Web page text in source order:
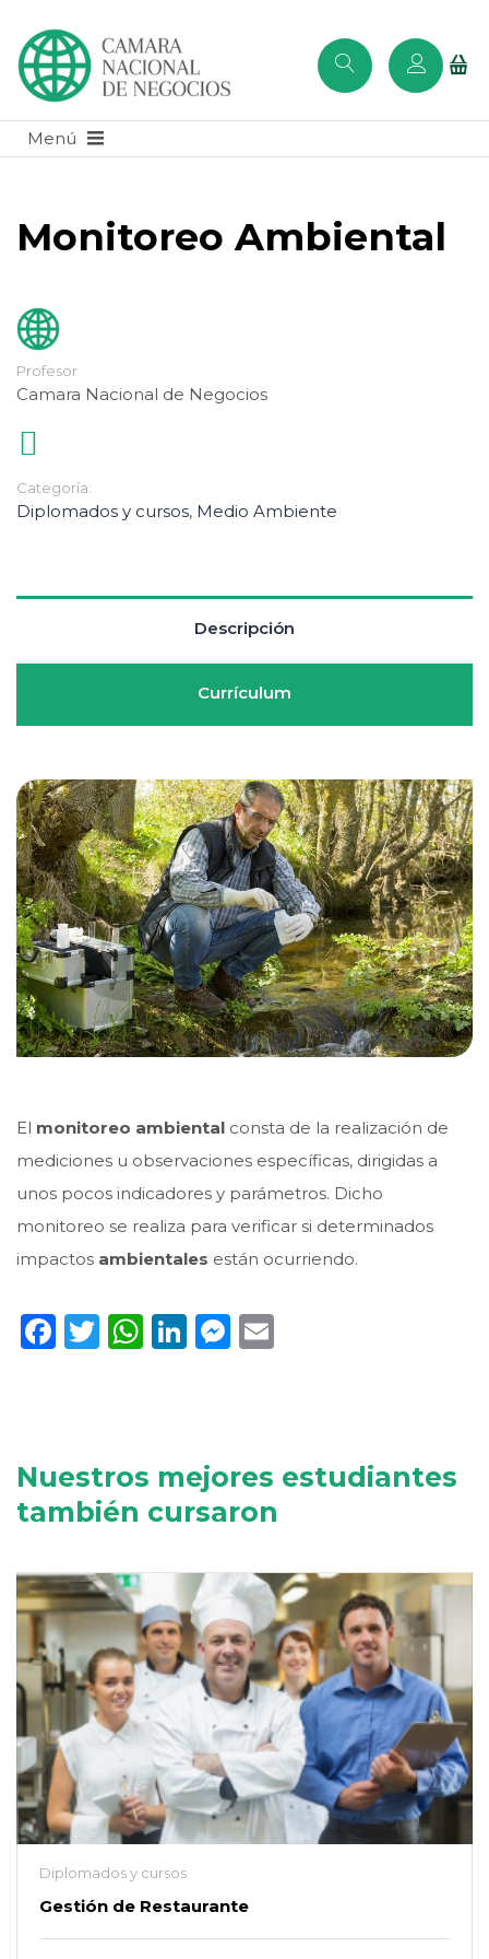
Monitoreo Ambiental
Profesor
Camara Nacional de Negocios
Categoría:
Diplomados y cursos, Medio Ambiente
Descripción
Currículum
El monitoreo ambiental consta de la realización de
mediciones u observaciones específicas, dirigidas a
unos pocos indicadores y parámetros. Dicho
monitoreo se realiza para verificar si determinados
impactos ambientales están ocurriendo.
Facebook
Twitter
WhatsApp
LinkedIn
Messenger
Nuestros mejores estudiantes
también cursaron
Diplomados y cursos
Gestión de Restaurante